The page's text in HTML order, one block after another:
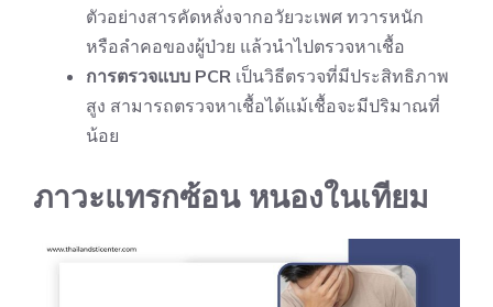
ตัวอย่างสารคัดหลั่งจากอวัยวะเพศ ทวารหนัก
หรือลำคอของผู้ป่วย แล้วนำไปตรวจหาเชื้อ
การตรวจแบบ PCR เป็นวิธีตรวจที่มีประสิทธิภาพ
สูง สามารถตรวจหาเชื้อได้แม้เชื้อจะมีปริมาณที่
น้อย
ภาวะแทรกซ้อน หนองในเทียม